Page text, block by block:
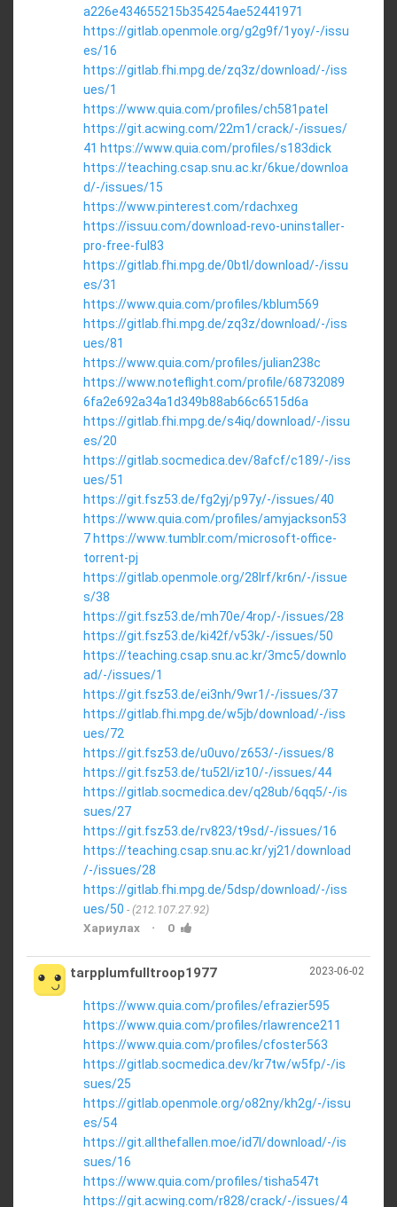
a226e434655215b354254ae52441971
https://gitlab.openmole.org/g2g9f/1yoy/-/issu
es/16
https://gitlab.fhi.mpg.de/zq3z/download/-/iss
ues/1
https://www.quia.com/profiles/ch581patel
https://git.acwing.com/22m1/crack/-/issues/
41 https://www.quia.com/profiles/s183dick
https://teaching.csap.snu.ac.kr/6kue/downloa
d/-/issues/15
https://www.pinterest.com/rdachxeg
https://issuu.com/download-revo-uninstaller-
pro-free-ful83
https://gitlab.fhi.mpg.de/0btl/download/-/issu
es/31
https://www.quia.com/profiles/kblum569
https://gitlab.fhi.mpg.de/zq3z/download/-/iss
ues/81
https://www.quia.com/profiles/julian238c
https://www.noteflight.com/profile/68732089
6fa2e692a34a1d349b88ab66c6515d6a
https://gitlab.fhi.mpg.de/s4iq/download/-/issu
es/20
https://gitlab.socmedica.dev/8afcf/c189/-/iss
ues/51
https://git.fsz53.de/fg2yj/p97y/-/issues/40
https://www.quia.com/profiles/amyjackson53
7 https://www.tumblr.com/microsoft-office-
torrent-pj
https://gitlab.openmole.org/28lrf/kr6n/-/issue
s/38
https://git.fsz53.de/mh70e/4rop/-/issues/28
https://git.fsz53.de/ki42f/v53k/-/issues/50
https://teaching.csap.snu.ac.kr/3mc5/downlo
ad/-/issues/1
https://git.fsz53.de/ei3nh/9wr1/-/issues/37
https://gitlab.fhi.mpg.de/w5jb/download/-/iss
ues/72
https://git.fsz53.de/u0uvo/z653/-/issues/8
https://git.fsz53.de/tu52l/iz10/-/issues/44
https://gitlab.socmedica.dev/q28ub/6qq5/-/is
sues/27
https://git.fsz53.de/rv823/t9sd/-/issues/16
https://teaching.csap.snu.ac.kr/yj21/download
/-/issues/28
https://gitlab.fhi.mpg.de/5dsp/download/-/iss
ues/50
(212.107.27.92)
Хариулах · 0
2023-06-02
tarpplumfulltroop1977
https://www.quia.com/profiles/efrazier595
https://www.quia.com/profiles/rlawrence211
https://www.quia.com/profiles/cfoster563
https://gitlab.socmedica.dev/kr7tw/w5fp/-/is
sues/25
https://gitlab.openmole.org/o82ny/kh2g/-/issu
es/54
https://git.allthefallen.moe/id7l/download/-/is
sues/16
https://www.quia.com/profiles/tisha547t
https://git.acwing.com/r828/crack/-/issues/4